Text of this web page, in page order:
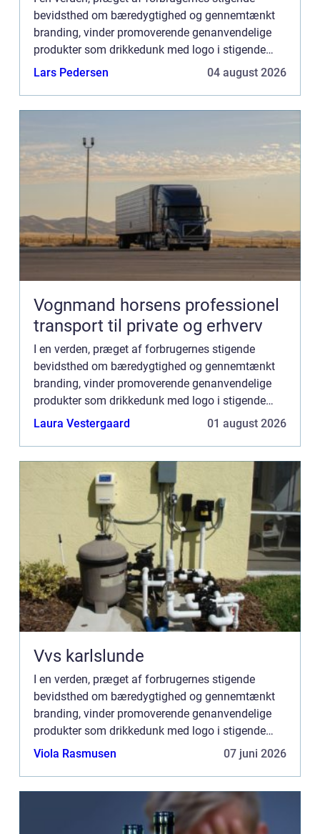
bevidsthed om bæredygtighed og gennemtænkt
branding, vinder promoverende genanvendelige
produkter som drikkedunk med logo i stigende
grad popularitet. Dette skyldes ikke kun deres
Lars Pedersen 04 august 2026
Vognmand horsens professionel
transport til private og erhverv
I en verden, præget af forbrugernes stigende
bevidsthed om bæredygtighed og gennemtænkt
branding, vinder promoverende genanvendelige
produkter som drikkedunk med logo i stigende
grad popularitet. Dette skyldes ikke kun deres
Laura Vestergaard 01 august 2026
Vvs karlslunde
I en verden, præget af forbrugernes stigende
bevidsthed om bæredygtighed og gennemtænkt
branding, vinder promoverende genanvendelige
produkter som drikkedunk med logo i stigende
grad popularitet. Dette skyldes ikke kun deres
Viola Rasmusen 07 juni 2026